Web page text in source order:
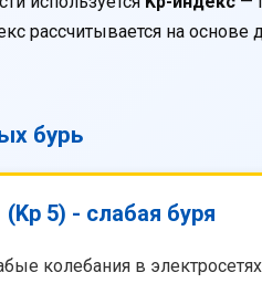
рассчитывается на
бурь
(Kp 5) - слабая буря
колебания в